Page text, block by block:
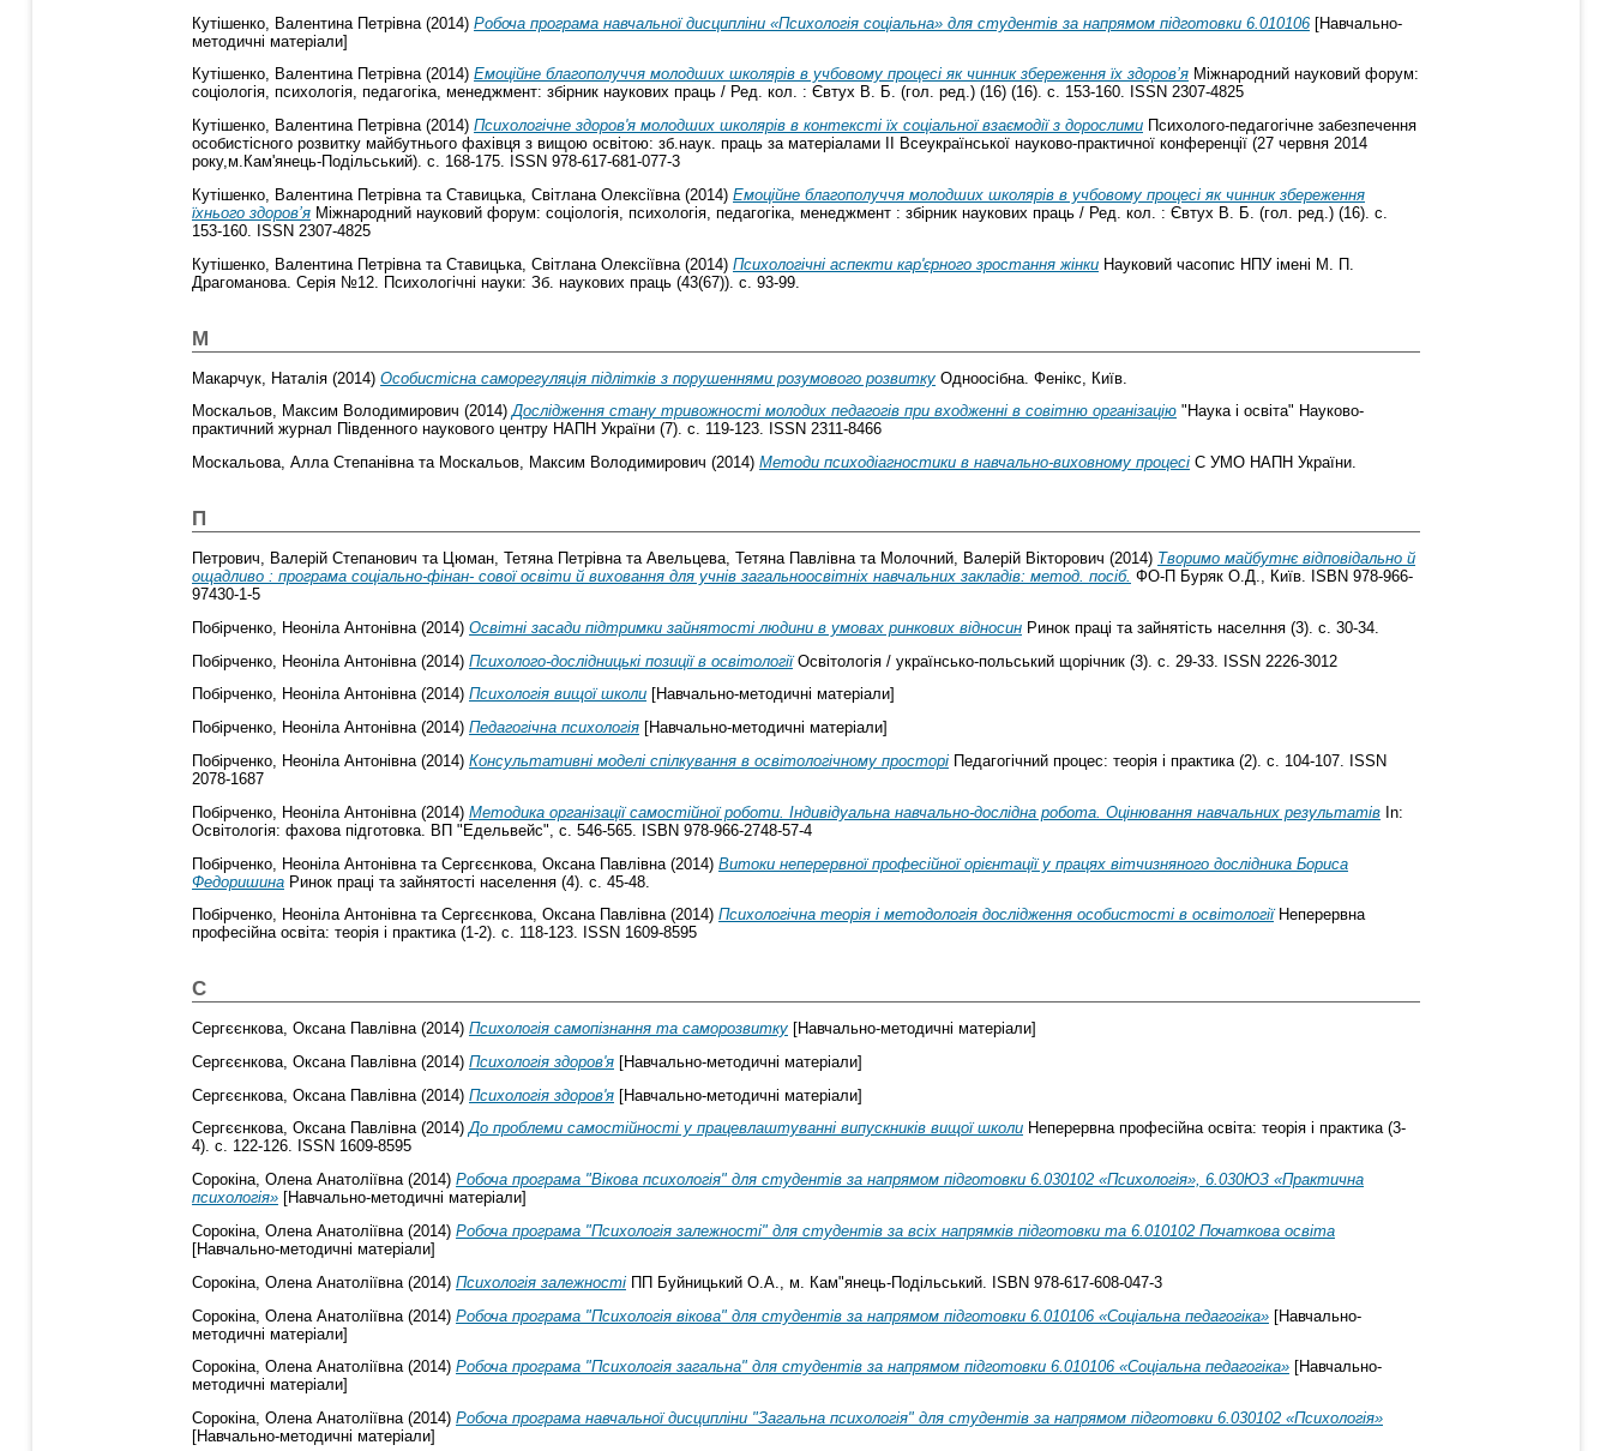
Кутішенко, Валентина Петрівна (2014) Робоча програма навчальної дисципліни «Психологія соціальна» для студентів за напрямом підготовки 6.010106 [Навчально-
методичні матеріали]
Кутішенко, Валентина Петрівна(2014) Емоційне благополуччя молодших школярів в учбовому процесі як чинник збереження їх здоров’я Міжнародний науковий форум:
соціологія, психологія, педагогіка, менеджмент: збірник наукових праць / Ред. кол. : Євтух В. Б. (гол. ред.) (16) (16). с. 153-160. ISSN 2307-4825
Кутішенко, Валентина Петрівна(2014) Психологічне здоров'я молодших школярів в контексті їх соціальної взаємодії з дорослими Психолого-педагогічне забезпечення
особистісного розвитку майбутнього фахівця з вищою освітою: зб.наук. праць за матеріалами ІІ Всеукраїнської науково-практичної конференції (27 червня 2014
року,м.Кам'янець-Подільський). с. 168-175. ISSN 978-617-681-077-3
Кутішенко, Валентина Петрівна та Ставицька, Світлана Олексіївна (2014) Емоційне благополуччя молодших школярів в учбовому процесі як чинник збереження
їхнього здоров’я Міжнародний науковий форум: соціологія, психологія, педагогіка, менеджмент : збірник наукових праць / Ред. кол. : Євтух В. Б. (гол. ред.) (16). с.
153-160. ISSN 2307-4825
Кутішенко, Валентина Петрівна та Ставицька, Світлана Олексіївна (2014) Психологічні аспекти кар'єрного зростання жінки Науковий часопис НПУ імені М. П.
Драгоманова. Серія №12. Психологічні науки: Зб. наукових праць (43(67)). с. 93-99.
М
Макарчук, Наталія (2014) Особистісна саморегуляція підлітків з порушеннями розумового розвитку Одноосібна. Фенікс, Київ.
Москальов, Максим Володимирович (2014)Дослідження стану тривожності молодих педагогів при входженні в совітню організацію "Наука і освіта" Науково-
практичний журнал Південного наукового центру НАПН України (7). с. 119-123. ISSN 2311-8466
Москальова, Алла Степанівната Москальов, Максим Володимирович (2014) Методи психодіагностики в навчально-виховному процесі С УМО НАПН України.
П
Петрович, Валерій Степанович та Цюман, Тетяна Петрівна та Авельцева, Тетяна Павлівна та Молочний, Валерій Вікторович (2014) Творимо майбутнє відповідально й
ощадливо : програма соціально-фінан- сової освіти й виховання для учнів загальноосвітніх навчальних закладів: метод. посіб. ФО-П Буряк О.Д., Київ. ISBN 978-966-
97430-1-5
Побірченко, Неоніла Антонівна (2014) Освітні засади підтримки зайнятості людини в умовах ринкових відносин Ринок праці та зайнятість населння (3). с. 30-34.
Побірченко, Неоніла Антонівна (2014) Психолого-дослідницькі позиції в освітологіїОсвітологія / українсько-польський щорічник (3). с. 29-33. ISSN 2226-3012
Побірченко, Неоніла Антонівна(2014) Психологія вищої школи [Навчально-методичні матеріали]
Побірченко, Неоніла Антонівна(2014) Педагогічна психологія [Навчально-методичні матеріали]
Побірченко, Неоніла Антонівна (2014) Консультативні моделі спілкування в освітологічному просторі Педагогічний процес: теорія і практика (2). с. 104-107. ISSN
2078-1687
Побірченко, Неоніла Антонівна (2014) Методика організації самостійної роботи. Індивідуальна навчально-дослідна робота. Оцінювання навчальних результатів In:
Освітологія: фахова підготовка. ВП "Едельвейс", с. 546-565. ISBN 978-966-2748-57-4
Побірченко, Неоніла Антонівна та Сергєєнкова, Оксана Павлівна (2014) Витоки неперервної професійної орієнтації у працях вітчизняного дослідника Бориса
Федоришина Ринок праці та зайнятості населення (4). с. 45-48.
Побірченко, Неоніла Антонівната Сергєєнкова, Оксана Павлівна(2014) Психологічна теорія і методологія дослідження особистості в освітологіїНеперервна
професійна освіта: теорія і практика (1-2). с. 118-123. ISSN 1609-8595
С
Сергєєнкова, Оксана Павлівна(2014) Психологія самопізнання та саморозвитку [Навчально-методичні матеріали]
Сергєєнкова, Оксана Павлівна (2014) Психологія здоров'я [Навчально-методичні матеріали]
Сергєєнкова, Оксана Павлівна (2014) Психологія здоров'я [Навчально-методичні матеріали]
Сергєєнкова, Оксана Павлівна(2014)До проблеми самостійності у працевлаштуванні випускників вищої школи Неперервна професійна освіта: теорія і практика (3-
4). с. 122-126. ISSN 1609-8595
Сорокіна, Олена Анатоліївна(2014) Робоча програма "Вікова психологія" для студентів за напрямом підготовки 6.030102 «Психологія», 6.030ЮЗ «Практична
психологія» [Навчально-методичні матеріали]
Сорокіна, Олена Анатоліївна(2014) Робоча програма "Психологія залежності" для студентів за всіх напрямків підготовки та 6.010102 Початкова освіта
[Навчально-методичні матеріали]
Сорокіна, Олена Анатоліївна (2014) Психологія залежності ПП Буйницький О.А., м. Кам"янець-Подільський. ISBN 978-617-608-047-3
Сорокіна, Олена Анатоліївна (2014) Робоча програма "Психологія вікова" для студентів за напрямом підготовки 6.010106 «Соціальна педагогіка» [Навчально-
методичні матеріали]
Сорокіна, Олена Анатоліївна(2014) Робоча програма "Психологія загальна" для студентів за напрямом підготовки 6.010106 «Соціальна педагогіка» [Навчально-
методичні матеріали]
Сорокіна, Олена Анатоліївна(2014) Робоча програма навчальної дисципліни "Загальна психологія" для студентів за напрямом підготовки 6.030102 «Психологія»
[Навчально-методичні матеріали]